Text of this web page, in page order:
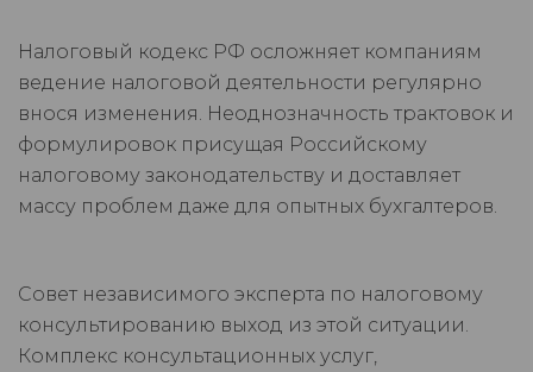
Налоговый кодекс РФ осложняет компаниям
ведение налоговой деятельности регулярно
внося изменения. Неоднозначность трактовок и
формулировок присущая Российскому
налоговому законодательству и доставляет
массу проблем даже для опытных бухгалтеров.
Совет независимого эксперта по налоговому
консультированию выход из этой ситуации.
Комплекс консультационных услуг,